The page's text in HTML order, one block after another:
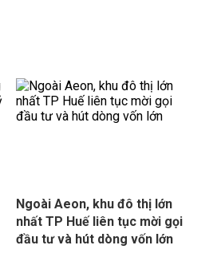
Ngoài Aeon, khu đô thị lớn
nhất TP Huế liên tục mời gọi
đầu tư và hút dòng vốn lớn